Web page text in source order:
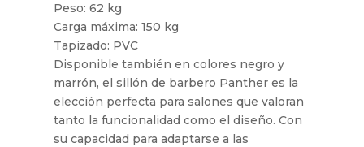
Peso: 62 kg
Carga máxima: 150 kg
Tapizado: PVC
Disponible también en colores negro y
marrón, el sillón de barbero Panther es la
elección perfecta para salones que valoran
tanto la funcionalidad como el diseño. Con
su capacidad para adaptarse a las